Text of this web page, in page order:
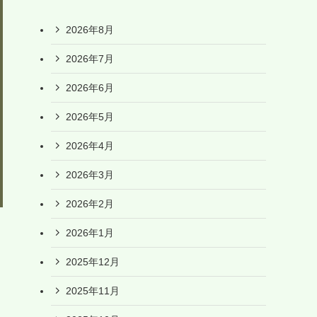
2026年8月
2026年7月
2026年6月
2026年5月
2026年4月
2026年3月
2026年2月
2026年1月
2025年12月
2025年11月